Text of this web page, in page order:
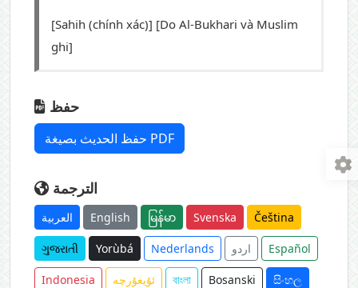
[Sahih (chính xác)] [Do Al-Bukhari và Muslim
ghi]
حفظ
حفظ الحديث بصيغة PDF
الترجمة
العربية English မြန်မာ Svenska Čeština
ગુજરાતી Yorùbá Nederlands اردو Español
Indonesia ئۇيغۇرچە বাংলা Bosanski සිංහල